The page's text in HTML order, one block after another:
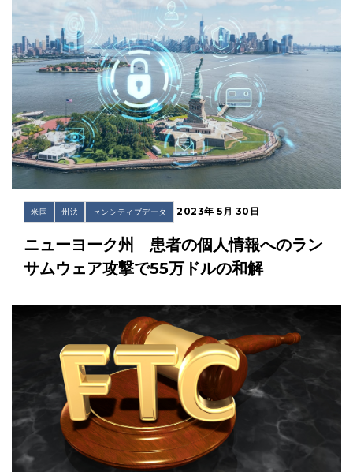
米国 州法 センシティブデータ 2023年 5月 30日
ニューヨーク州 患者の個人情報へのラン
サムウェア攻撃で55万ドルの和解